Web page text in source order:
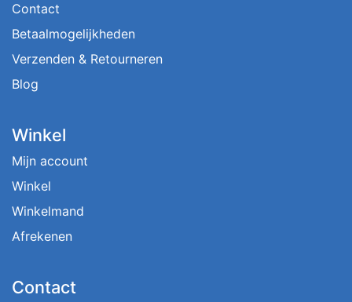
Contact
Betaalmogelijkheden
Verzenden & Retourneren
Blog
Winkel
Mijn account
Winkel
Winkelmand
Afrekenen
Contact